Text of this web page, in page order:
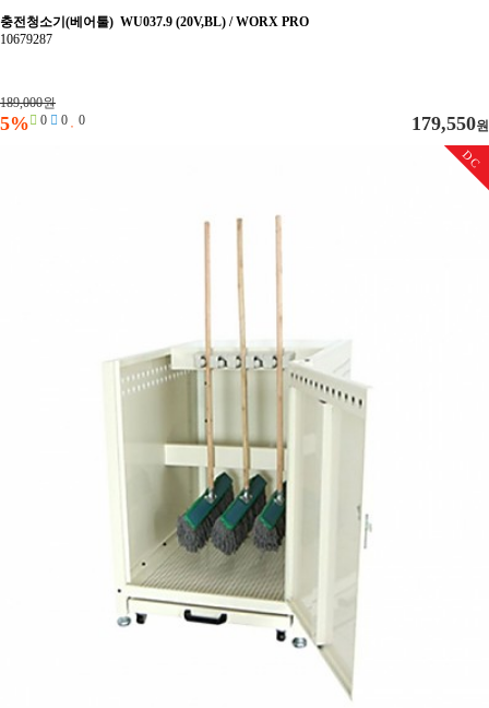
충전청소기(베어툴) WU037.9 (20V,BL) / WORX PRO
10679287
189,000원
5% 179,550원
0 0 0
DC